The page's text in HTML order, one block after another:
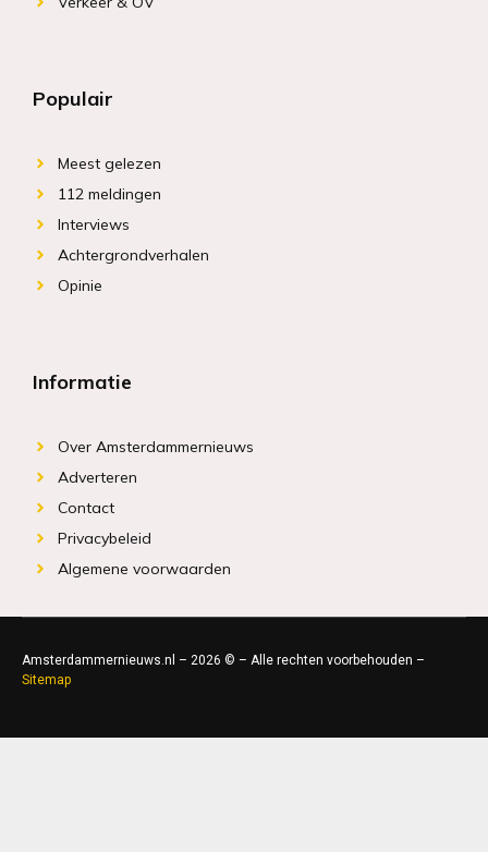
Populair
Meest gelezen
112 meldingen
Interviews
Achtergrondverhalen
Opinie
Informatie
Over Amsterdammernieuws
Adverteren
Contact
Privacybeleid
Algemene voorwaarden
Amsterdammernieuws.nl – 2026 © – Alle rechten voorbehouden –
Sitemap